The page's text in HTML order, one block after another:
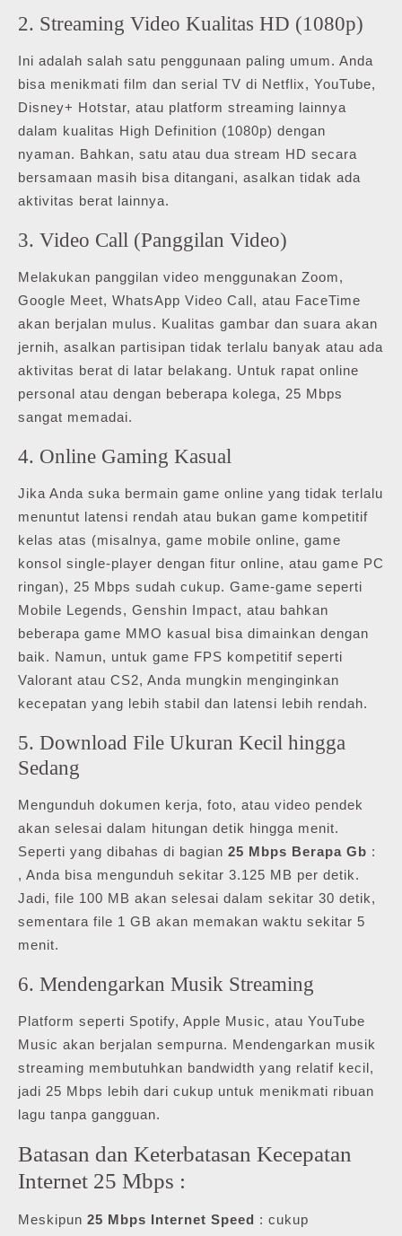
2. Streaming Video Kualitas HD (1080p)
Ini adalah salah satu penggunaan paling umum. Anda
bisa menikmati film dan serial TV di Netflix, YouTube,
Disney+ Hotstar, atau platform streaming lainnya
dalam kualitas High Definition (1080p) dengan
nyaman. Bahkan, satu atau dua stream HD secara
bersamaan masih bisa ditangani, asalkan tidak ada
aktivitas berat lainnya.
3. Video Call (Panggilan Video)
Melakukan panggilan video menggunakan Zoom,
Google Meet, WhatsApp Video Call, atau FaceTime
akan berjalan mulus. Kualitas gambar dan suara akan
jernih, asalkan partisipan tidak terlalu banyak atau ada
aktivitas berat di latar belakang. Untuk rapat online
personal atau dengan beberapa kolega, 25 Mbps
sangat memadai.
4. Online Gaming Kasual
Jika Anda suka bermain game online yang tidak terlalu
menuntut latensi rendah atau bukan game kompetitif
kelas atas (misalnya, game mobile online, game
konsol single-player dengan fitur online, atau game PC
ringan), 25 Mbps sudah cukup. Game-game seperti
Mobile Legends, Genshin Impact, atau bahkan
beberapa game MMO kasual bisa dimainkan dengan
baik. Namun, untuk game FPS kompetitif seperti
Valorant atau CS2, Anda mungkin menginginkan
kecepatan yang lebih stabil dan latensi lebih rendah.
5. Download File Ukuran Kecil hingga
Sedang
Mengunduh dokumen kerja, foto, atau video pendek
akan selesai dalam hitungan detik hingga menit.
Seperti yang dibahas di bagian 25 Mbps Berapa Gb :
, Anda bisa mengunduh sekitar 3.125 MB per detik.
Jadi, file 100 MB akan selesai dalam sekitar 30 detik,
sementara file 1 GB akan memakan waktu sekitar 5
menit.
6. Mendengarkan Musik Streaming
Platform seperti Spotify, Apple Music, atau YouTube
Music akan berjalan sempurna. Mendengarkan musik
streaming membutuhkan bandwidth yang relatif kecil,
jadi 25 Mbps lebih dari cukup untuk menikmati ribuan
lagu tanpa gangguan.
Batasan dan Keterbatasan Kecepatan
Internet 25 Mbps :
Meskipun 25 Mbps Internet Speed : cukup